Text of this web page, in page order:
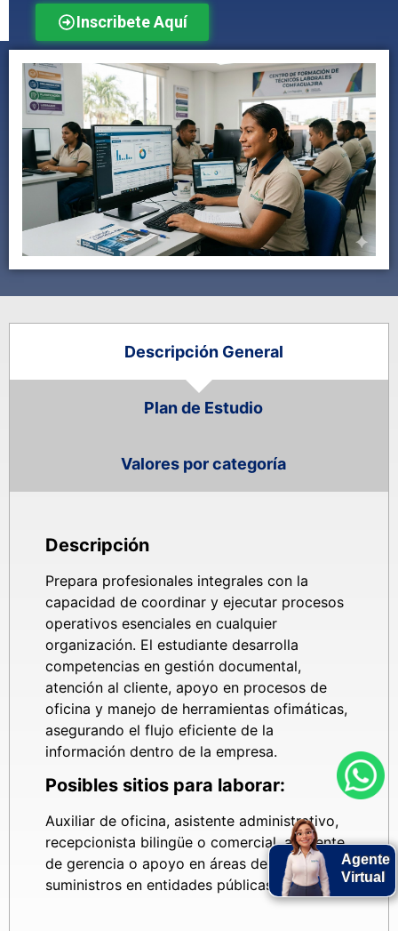
Inscribete Aquí
Descripción General
Plan de Estudio
Valores por categoría
Descripción
Prepara profesionales integrales con la
capacidad de coordinar y ejecutar procesos
operativos esenciales en cualquier
organización. El estudiante desarrolla
competencias en gestión documental,
atención al cliente, apoyo en procesos de
oficina y manejo de herramientas ofimáticas,
asegurando el flujo eficiente de la
información dentro de la empresa.
Posibles sitios para laborar:
Auxiliar de oficina, asistente administrativo,
recepcionista bilingüe o comercial, asistente
de gerencia o apoyo en áreas de compras y
suministros en entidades públicas o privadas.
Agente
Virtual